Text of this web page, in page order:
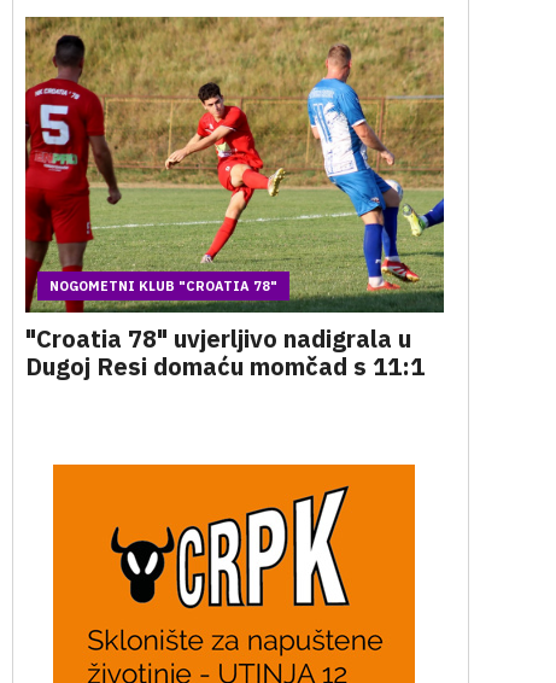
NOGOMETNI KLUB "CROATIA 78"
"Croatia 78" uvjerljivo nadigrala u
Dugoj Resi domaću momčad s 11:1